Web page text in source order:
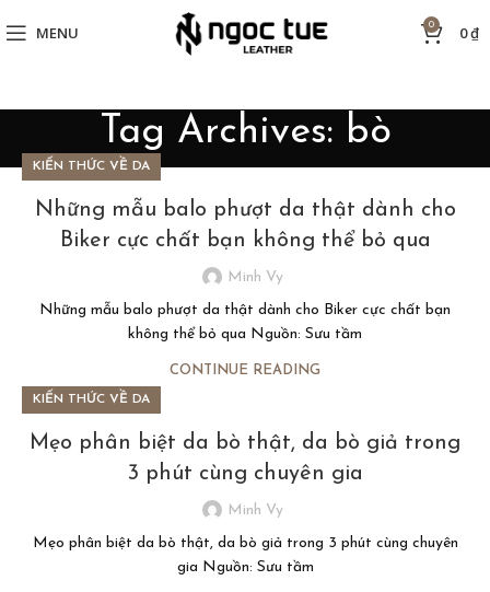
MENU 0 0₫
Tag Archives: bò
KIẾN THỨC VỀ DA
Những mẫu balo phượt da thật dành cho
Biker cực chất bạn không thể bỏ qua
Minh Vy
Những mẫu balo phượt da thật dành cho Biker cực chất bạn
không thể bỏ qua Nguồn: Sưu tầm
CONTINUE READING
KIẾN THỨC VỀ DA
Mẹo phân biệt da bò thật, da bò giả trong
3 phút cùng chuyên gia
Minh Vy
Mẹo phân biệt da bò thật, da bò giả trong 3 phút cùng chuyên
gia Nguồn: Sưu tầm